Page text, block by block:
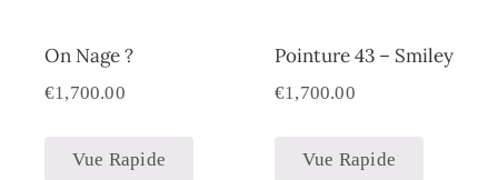
On Nage ?
€1,700.00
Vue Rapide
Pointure 43 – Smiley
€1,700.00
Vue Rapide